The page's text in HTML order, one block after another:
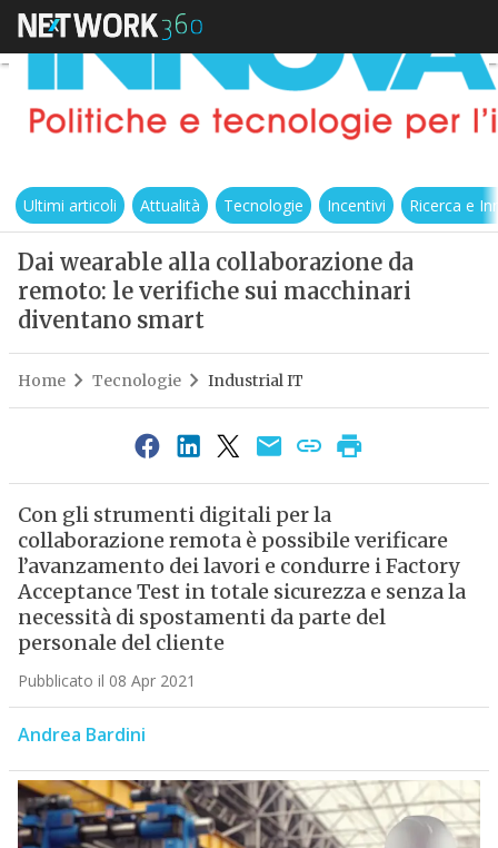
Ultimi articoli Attualità Tecnologie Incentivi Ricerca e
Dai wearable alla collaborazione da
remoto: le verifiche sui macchinari
diventano smart
Home Tecnologie Industrial IT
Con gli strumenti digitali per la
collaborazione remota è possibile verificare
l’avanzamento dei lavori e condurre i Factory
Acceptance Test in totale sicurezza e senza la
necessità di spostamenti da parte del
personale del cliente
Pubblicato il 08 Apr 2021
Andrea Bardini